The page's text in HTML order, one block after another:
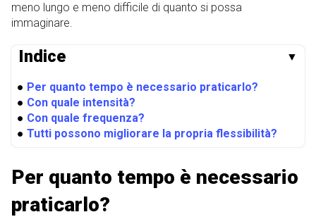
meno lungo e meno difficile di quanto si possa
immaginare.
Indice ▼
● Per quanto tempo è necessario praticarlo?
● Con quale intensità?
● Con quale frequenza?
● Tutti possono migliorare la propria flessibilità?
Per quanto tempo è necessario
praticarlo?